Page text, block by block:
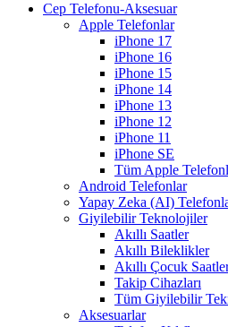
Cep Telefonu-Aksesuar
Apple Telefonlar
iPhone 17
iPhone 16
iPhone 15
iPhone 14
iPhone 13
iPhone 12
iPhone 11
iPhone SE
Tüm Apple
Android Telefonlar
Yapay Zeka (AI)
Giyilebilir Teknolojiler
Akıllı Saatler
Akıllı Bileklikler
Akıllı Çocuk
Takip Cihazları
Tüm Giyilebilir
Aksesuarlar